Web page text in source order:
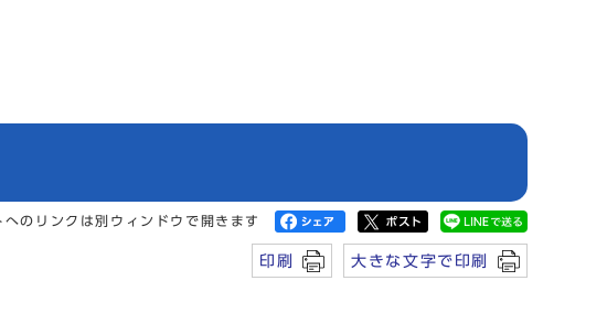
へのリンクは別ウィンドウで開きます
印刷 大きな文字で印刷